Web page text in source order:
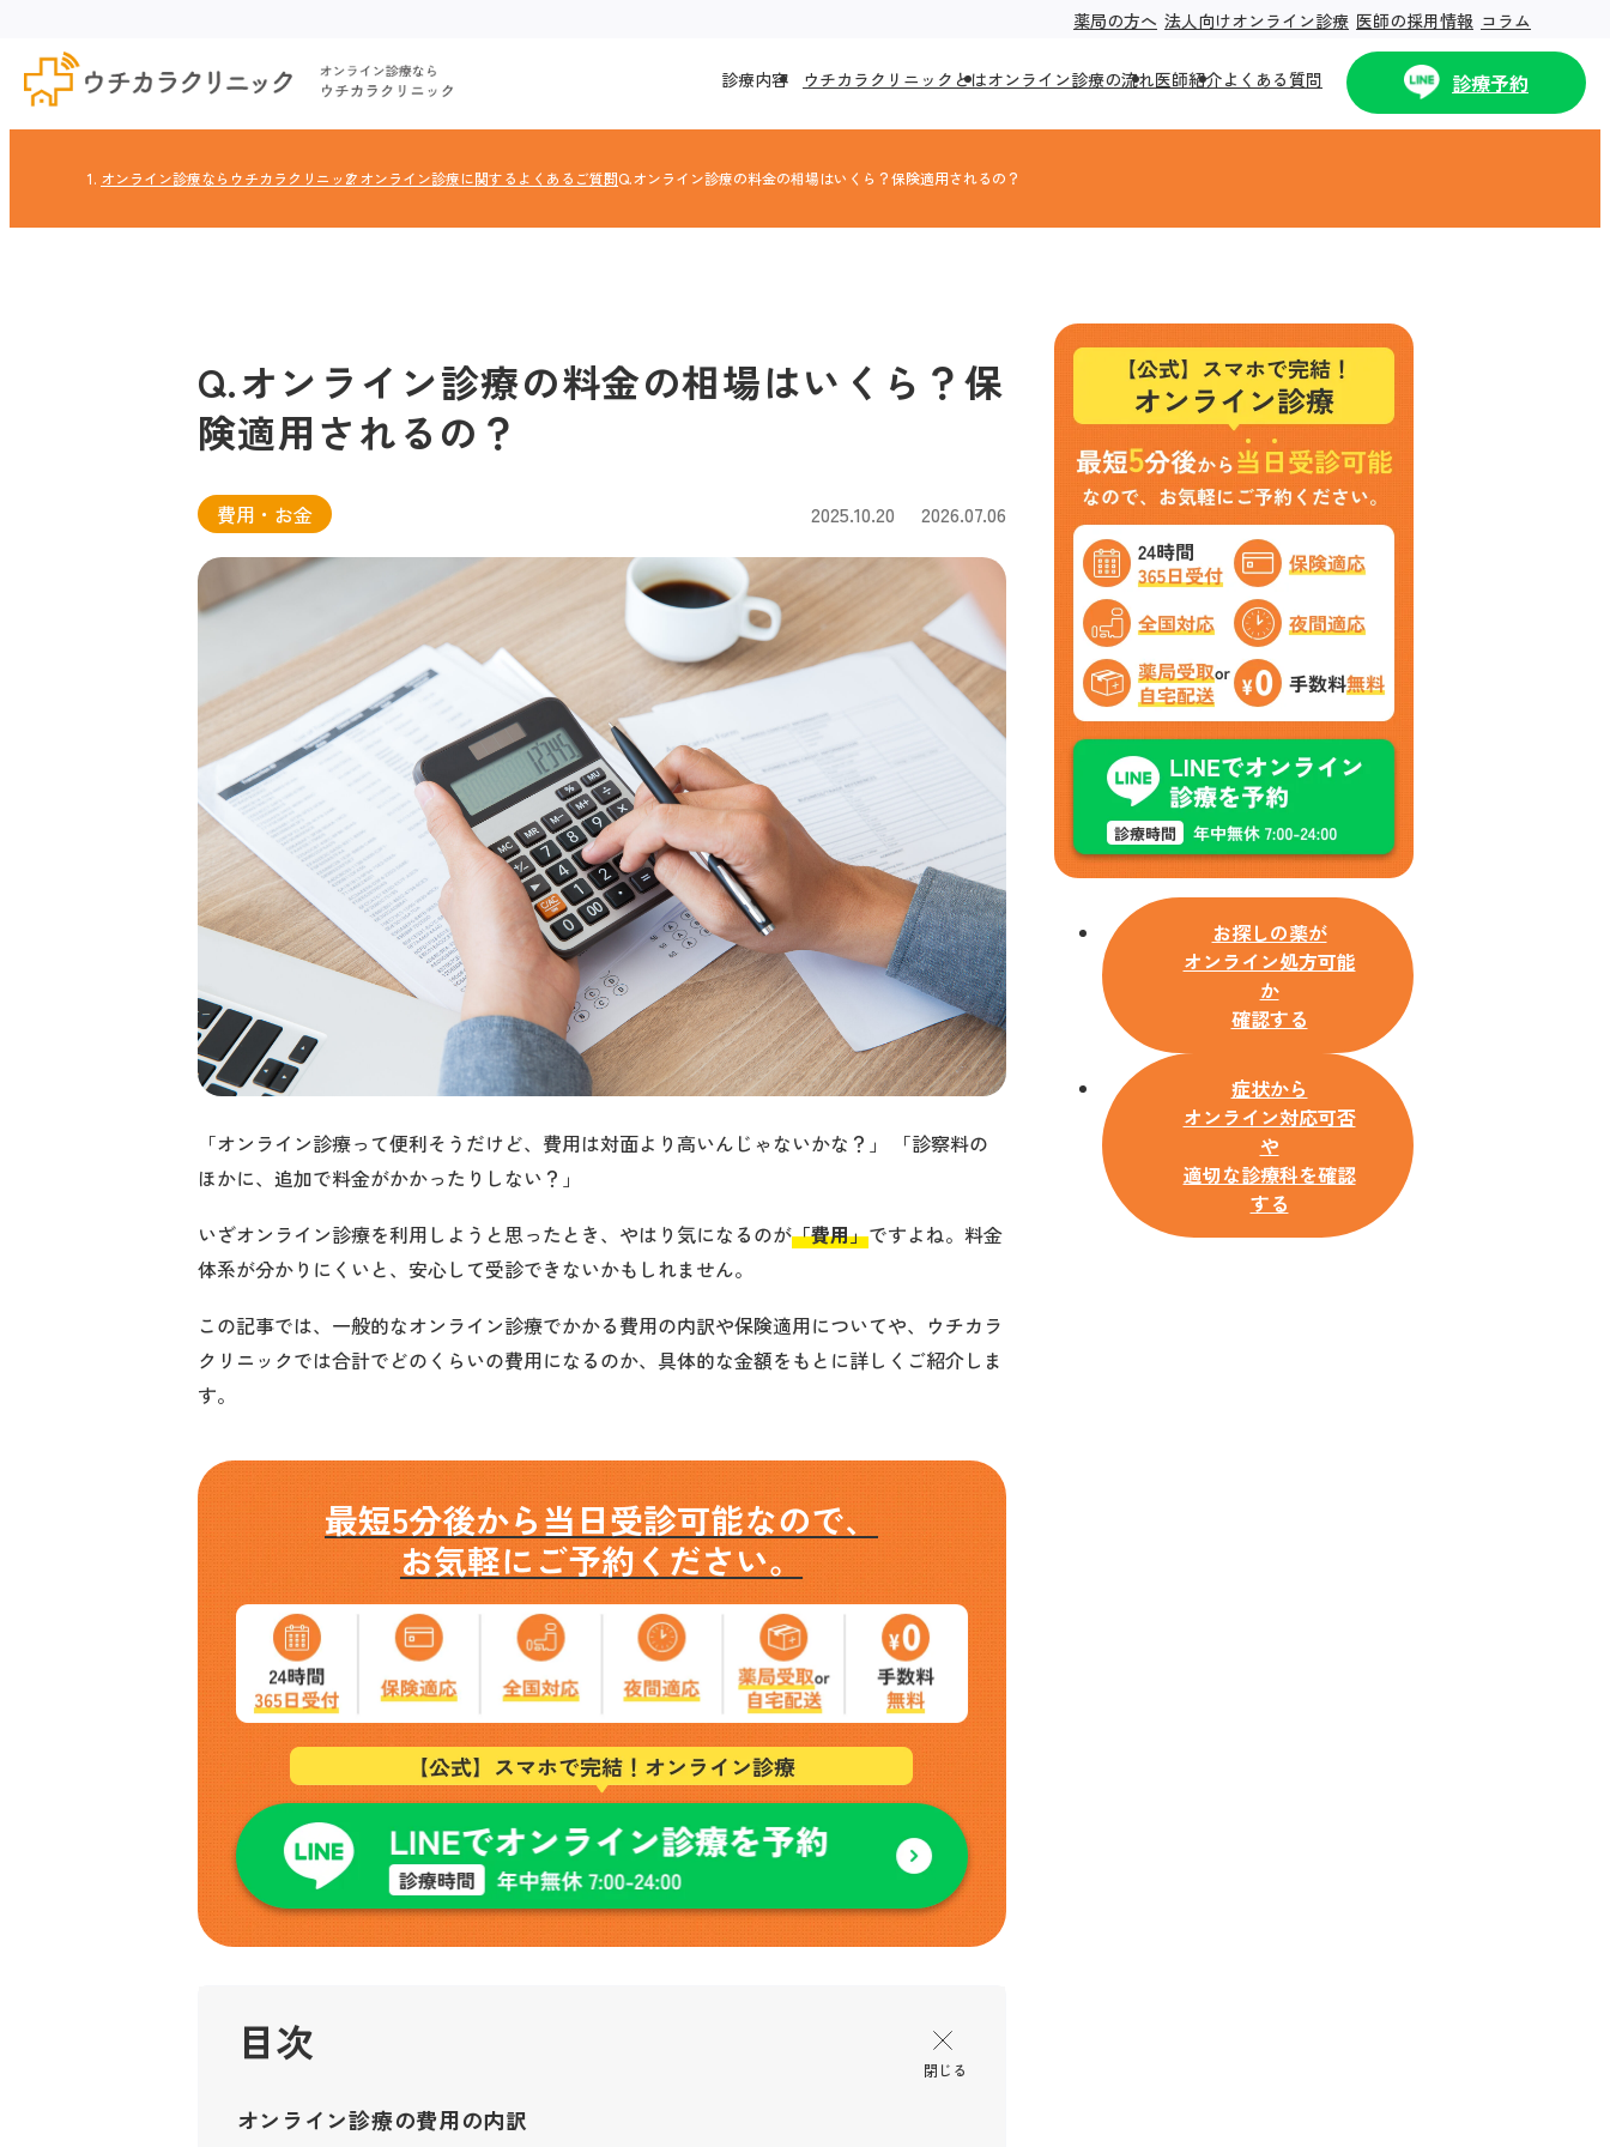
薬局の方へ 法人向けオンライン診療 医師の採用情報 コラム
診療内容 ウチカラクリニックとはオンライン診療の流れ医師紹介よくある質問 診療予約
オンライン診療ならウチカラクリニックオンライン診療に関するよくあるご質問Q.オンライン診療の料金の相場はいくら？保険適用されるの？
Q.オンライン診療の料金の相場はいくら？保
険適用されるの？
費用・お金 2025.10.20 2026.07.06
「オンライン診療って便利そうだけど、費用は対面より高いんじゃないかな？」 「診察料の
ほかに、追加で料金がかかったりしない？」
いざオンライン診療を利用しようと思ったとき、やはり気になるのが「費用」ですよね。料金
体系が分かりにくいと、安心して受診できないかもしれません。
この記事では、一般的なオンライン診療でかかる費用の内訳や保険適用についてや、ウチカラ
クリニックでは合計でどのくらいの費用になるのか、具体的な金額をもとに詳しくご紹介しま
す。
最短5分後から当日受診可能なので、
お気軽にご予約ください。
目次
オンライン診療の費用の内訳
お探しの薬が
オンライン処方可能
か
確認する
症状から
オンライン対応可否
や
適切な診療科を確認
する